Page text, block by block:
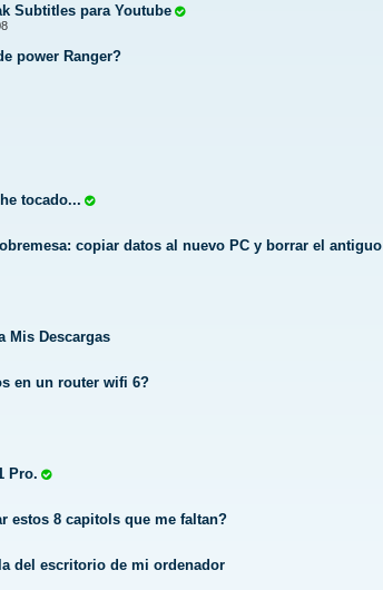
Subtitles para Youtube
power Ranger?
tocado...
copiar datos al nuevo PC y borrar el antiguo
Mis Descargas
en un router wifi 6?
Pro.
estos 8 capitols que me faltan?
del escritorio de mi ordenador